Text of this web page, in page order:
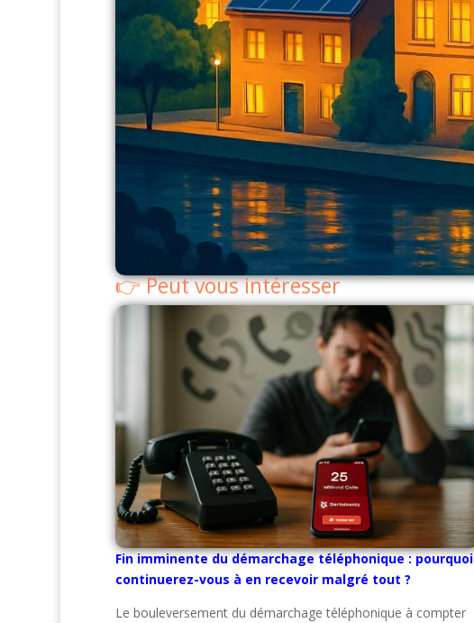
Peut vous intéresser
Fin imminente du démarchage téléphonique : pourquoi
continuerez-vous à en recevoir malgré tout ?
Le bouleversement du démarchage téléphonique à compter